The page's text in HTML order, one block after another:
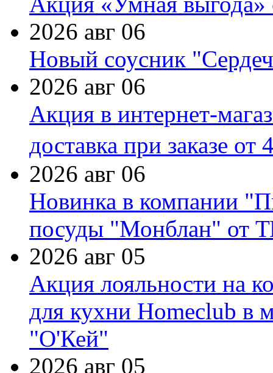
2026 авг 06
Новый соусник
2026 авг 06
Акция в интернет-
доставка при заказе от
2026 авг 06
Новинка в компании
посуды "Монблан" от
2026 авг 05
Акция лояльности на
для кухни Homeclub в
"О'Кей"
2026 авг 05